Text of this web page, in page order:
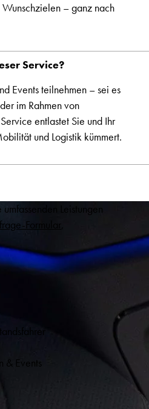
– ganz nach
Service?
Events teilnehmen – sei es
im Rahmen von
entlastet Sie und Ihr
und Logistik kümmert.
umfassenden Leistungen
Formular
& Events